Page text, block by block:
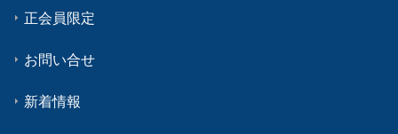
正会員限定
お問い合せ
新着情報